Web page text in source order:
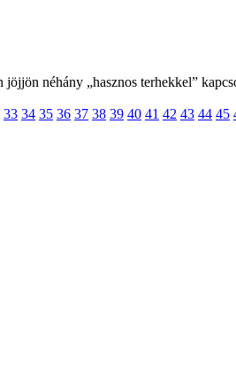
néhány „hasznos terhekkel”
33 34 35 36 37 38 39 40 41 42 43 44 45